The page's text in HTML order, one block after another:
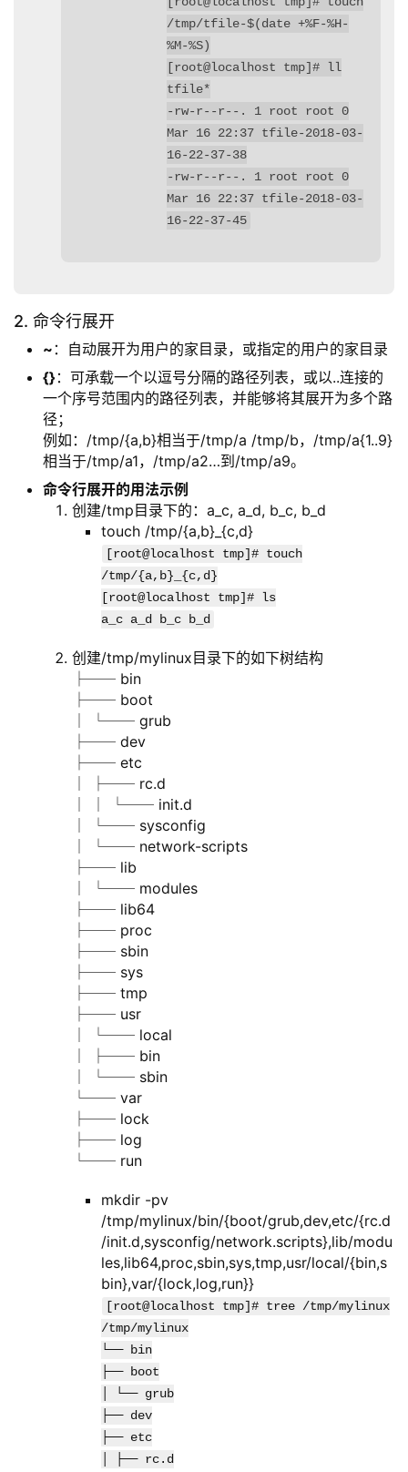
/tmp/tfile-$(date +%F-%H-
%M-%S)
[root@localhost tmp]# ll
tfile*
-rw-r--r--. 1 root root 0
Mar 16 22:37 tfile-2018-03-
16-22-37-38
-rw-r--r--. 1 root root 0
Mar 16 22:37 tfile-2018-03-
16-22-37-45
2. 命令行展开
~ ：自动展开为用户的家目录，或指定的用户的家目录
{} ：可承载一个以逗号分隔的路径列表，或以..连接的
一个序号范围内的路径列表，并能够将其展开为多个路
径；
例如：/tmp/{a,b}相当于/tmp/a /tmp/b，/tmp/a{1..9}
相当于/tmp/a1，/tmp/a2…到/tmp/a9。
命令行展开的用法示例
创建/tmp目录下的：a_c, a_d, b_c, b_d
touch /tmp/{a,b}_{c,d}
[root@localhost tmp]# touch
/tmp/{a,b}_{c,d}
[root@localhost tmp]# ls
a_c a_d b_c b_d
创建/tmp/mylinux目录下的如下树结构
├── bin
├── boot
│ └── grub
├── dev
├── etc
│ ├── rc.d
│ │ └── init.d
│ └── sysconfig
│ └── network-scripts
├── lib
│ └── modules
├── lib64
├── proc
├── sbin
├── sys
├── tmp
├── usr
│ └── local
│ ├── bin
│ └── sbin
└── var
├── lock
├── log
└── run
mkdir -pv
/tmp/mylinux/bin/{boot/grub,dev,etc/{rc.d
/init.d,sysconfig/network.scripts},lib/modu
les,lib64,proc,sbin,sys,tmp,usr/local/{bin,s
bin},var/{lock,log,run}}
[root@localhost tmp]# tree /tmp/mylinux
/tmp/mylinux
└── bin
├── boot
│ └── grub
├── dev
├── etc
│ ├── rc.d